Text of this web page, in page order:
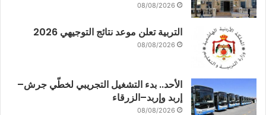
08/08/2026
التربية تعلن موعد نتائج التوجيهي 2026
08/08/2026
الأحد.. بدء التشغيل التجريبي لخطّي جرش–
إربد وإربد–الزرقاء
08/08/2026